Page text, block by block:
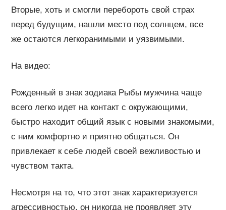
Вторые, хоть и смогли перебороть свой страх
перед будущим, нашли место под солнцем, все
же остаются легкоранимыми и уязвимыми.
На видео:
Рожденный в знак зодиака Рыбы мужчина чаще
всего легко идет на контакт с окружающими,
быстро находит общий язык с новыми знакомыми,
с ним комфортно и приятно общаться. Он
привлекает к себе людей своей вежливостью и
чувством такта.
Несмотря на то, что этот знак характеризуется
агрессивностью, он никогда не проявляет эту